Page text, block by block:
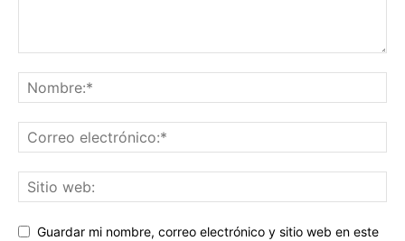
Guardar mi nombre, correo electrónico y sitio web en este